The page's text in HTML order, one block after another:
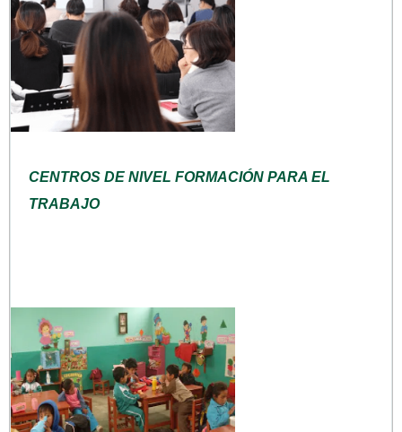
CENTROS DE NIVEL FORMACIÓN PARA EL
TRABAJO